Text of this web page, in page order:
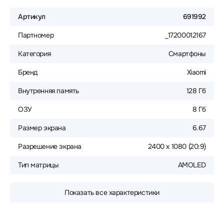
Артикул 691992
Партномер _17200012167
Категория Смартфоны
Бренд Xiaomi
Внутренняя память 128 Гб
ОЗУ 8 Гб
Размер экрана 6.67
Разрешение экрана 2400 х 1080 (20:9)
Тип матрицы AMOLED
Показать все характеристики